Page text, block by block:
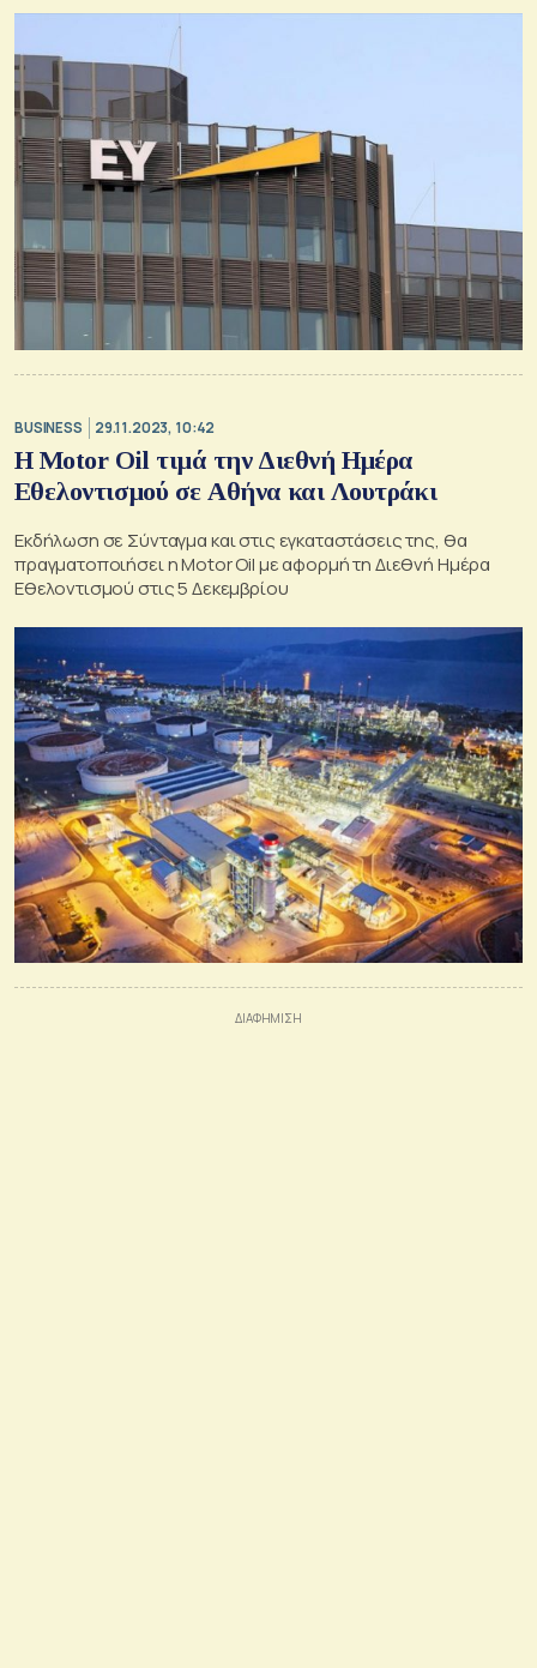
BUSINESS 29.11.2023, 10:42
Η Motor Oil τιμά την Διεθνή Ημέρα
Εθελοντισμού σε Αθήνα και Λουτράκι
Εκδήλωση σε Σύνταγμα και στις εγκαταστάσεις της, θα
πραγματοποιήσει η Motor Oil με αφορμή τη Διεθνή Ημέρα
Εθελοντισμού στις 5 Δεκεμβρίου